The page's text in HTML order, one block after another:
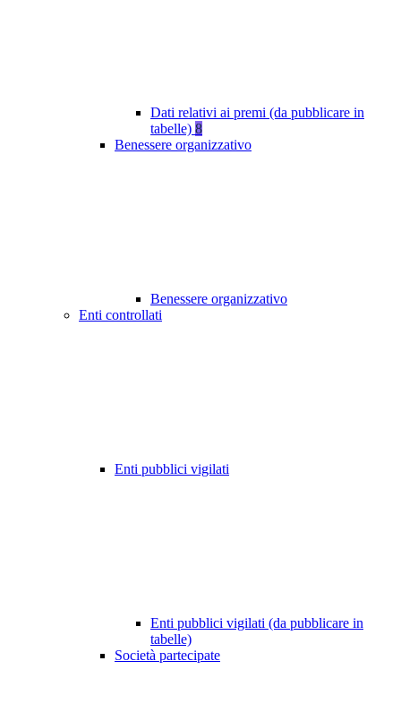
Dati relativi ai premi (da pubblicare in
tabelle) 8
Benessere organizzativo
Benessere organizzativo
Enti controllati
Enti pubblici vigilati
Enti pubblici vigilati (da pubblicare in
tabelle)
Società partecipate